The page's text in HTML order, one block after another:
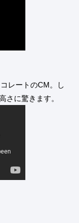
レートのCM。し
さに驚きます。